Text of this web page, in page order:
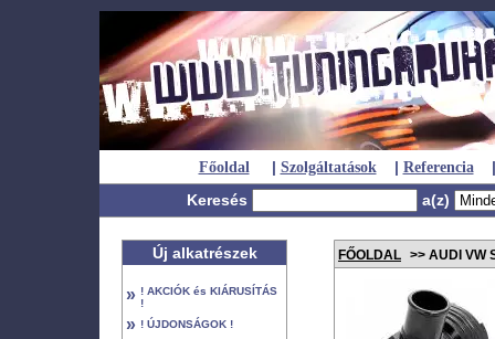
Főoldal | Szolgáltatások | Referencia
|
Keresés
a(z)
Új alkatrészek
» ! AKCIÓK és KIÁRUSÍTÁS
!
» ! ÚJDONSÁGOK !
FŐOLDAL >> AUDI VW